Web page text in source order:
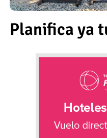
Planifica ya